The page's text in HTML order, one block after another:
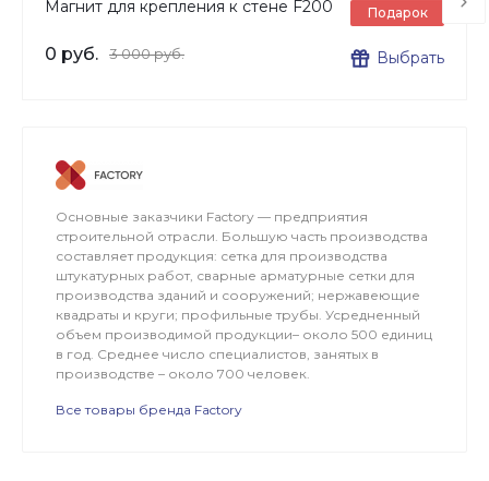
Магнит для крепления к стене F200
0 руб. 3 000 руб.
Подарок
Выбрать
Основные заказчики Factory — предприятия
строительной отрасли. Большую часть производства
составляет продукция: сетка для производства
штукатурных работ, сварные арматурные сетки для
производства зданий и сооружений; нержавеющие
квадраты и круги; профильные трубы. Усредненный
объем производимой продукции– около 500 единиц
в год. Среднее число специалистов, занятых в
производстве – около 700 человек.
Все товары бренда Factory